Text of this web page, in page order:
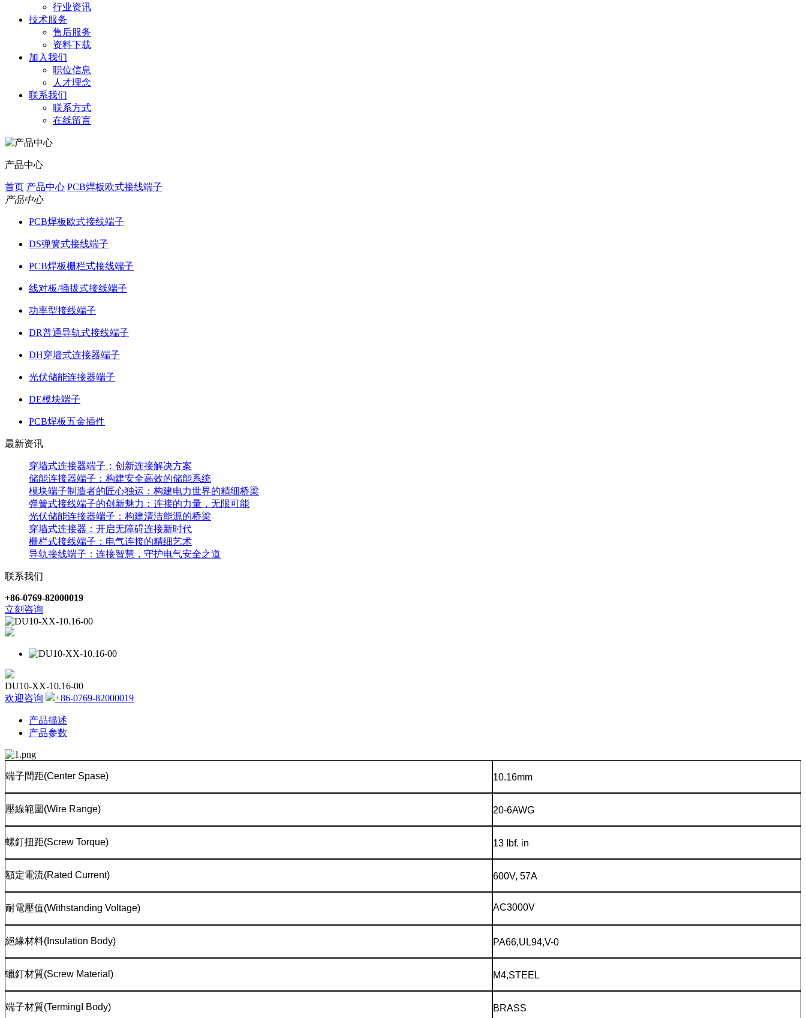
行业资讯
技术服务
售后服务
资料下载
加入我们
职位信息
人才理念
联系我们
联系方式
在线留言
产品中心
首页 产品中心 PCB焊板欧式接线端子
产品中心
PCB焊板欧式接线端子
DS弹簧式接线端子
PCB焊板栅栏式接线端子
线对板/插拔式接线端子
功率型接线端子
DR普通导轨式接线端子
DH穿墙式连接器端子
光伏储能连接器端子
DE模块端子
PCB焊板五金插件
最新资讯
穿墙式连接器端子：创新连接解决方案
储能连接器端子：构建安全高效的储能系统
模块端子制造者的匠心独运：构建电力世界的精细桥梁
弹簧式接线端子的创新魅力：连接的力量，无限可能
光伏储能连接器端子：构建清洁能源的桥梁
穿墙式连接器：开启无障碍连接新时代
栅栏式接线端子：电气连接的精细艺术
导轨接线端子：连接智慧，守护电气安全之道
联系我们
+86-0769-82000019
立刻咨询
DU10-XX-10.16-00
欢迎咨询
+86-0769-82000019
产品描述
产品参数
端子間距(Center Spase) 10.16mm
壓線範圍(Wire Range) 20-6AWG
螺釘扭距(Screw Torque) 13 Ibf. in
額定電流(Rated Current) 600V, 57A
耐電壓值(Withstanding Voltage) AC3000V
絕緣材料(Insulation Body) PA66,UL94,V-0
蠟釘材質(Screw Material) M4,STEEL
端子材質(TermingI Body) BRASS